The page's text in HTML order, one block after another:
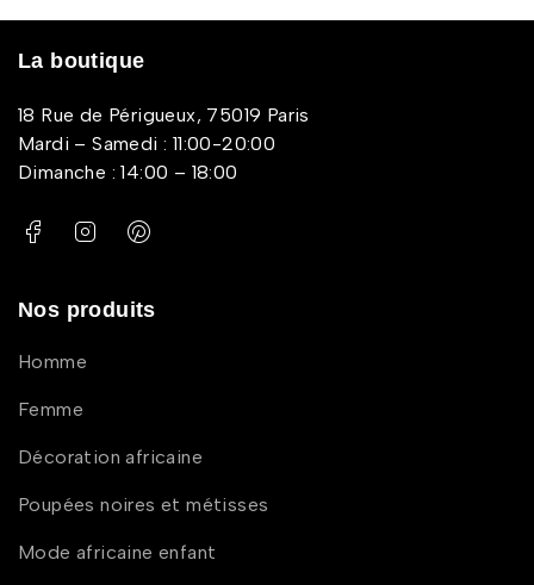
La boutique
18 Rue de Périgueux, 75019 Paris
Mardi – Samedi : 11:00-20:00
Dimanche : 14:00 – 18:00
Nos produits
Homme
Femme
Décoration africaine
Poupées noires et métisses
Mode africaine enfant